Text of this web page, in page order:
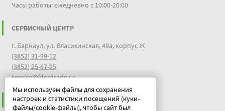
Мы используем файлы для сохранения
настроек и статистики посещений (куки-
файлы/cookie-файлы), чтобы сайт был
Часы работы: ежедневно с 10:00-20:00
СЕРВИСНЫЙ ЦЕНТР
г. Барнаул, ул. Власихинская, 49а, корпус Ж
(3852) 31-99-12
(3852) 25-67-95
service@klentrade.ru
ИНФОРМАЦИЯ